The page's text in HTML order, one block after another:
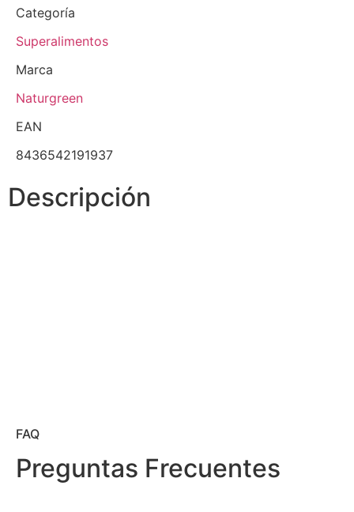
Categoría
Superalimentos
Marca
Naturgreen
EAN
8436542191937
Descripción
FAQ
Preguntas Frecuentes